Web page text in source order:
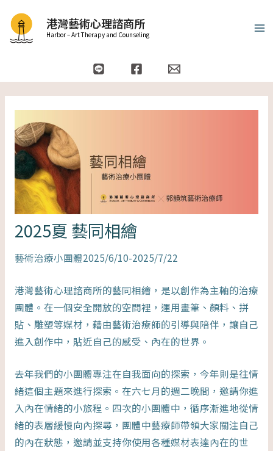
容
港灣藝術心理諮商所
Harbor – Art Therapy and Counseling
2025夏 藝同相繪
藝術治療小團體2025/6/10-2025/7/22
港灣藝術心理諮商所的藝同相繪，是以創作為主軸的治療
團體。在一個安全開放的空間裡，運用畫筆、顏料、拼
貼、雕塑等媒材，藉由藝術治療師的引導與陪伴，讓自己
進入創作中，貼近自己的感受、內在的世界。
去年我們的小團體專注在自我面向的探索，今年則是往情
緒這個主題來進行探索。在六七月的週二晚間，邀請你進
入內在情緒的小旅程。四次的小團體中，循序漸進地從情
緒的表層緩慢向內探尋，團體中藝療師帶領大家關注自己
的內在狀態，邀請並支持你使用各種媒材表達內在的世